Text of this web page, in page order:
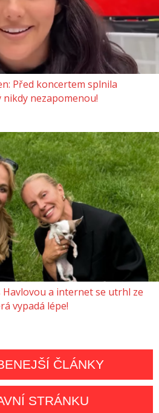
Před koncertem splnila
nezapomenou!
a internet se utrhl ze
vypadá lépe!
ČLÁNKY
STRÁNKU